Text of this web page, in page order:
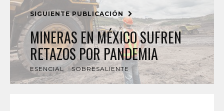
SIGUIENTE PUBLICACIÓN
MINERAS EN MÉXICO SUFREN
RETAZOS POR PANDEMIA
ESENCIAL SOBRESALIENTE